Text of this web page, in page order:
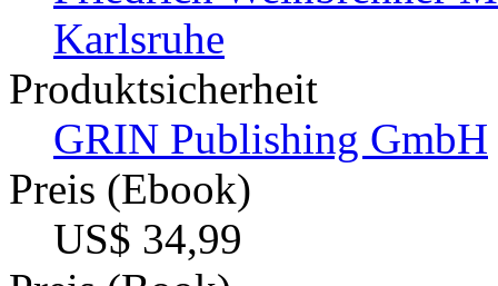
Karlsruhe
Produktsicherheit
GRIN Publishing GmbH
Preis (Ebook)
US$ 34,99